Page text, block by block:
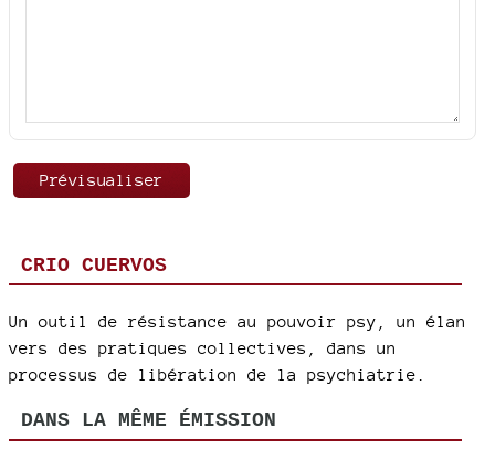
CRIO CUERVOS
Un outil de résistance au pouvoir psy, un élan
vers des pratiques collectives, dans un
processus de libération de la psychiatrie.
DANS LA MÊME ÉMISSION